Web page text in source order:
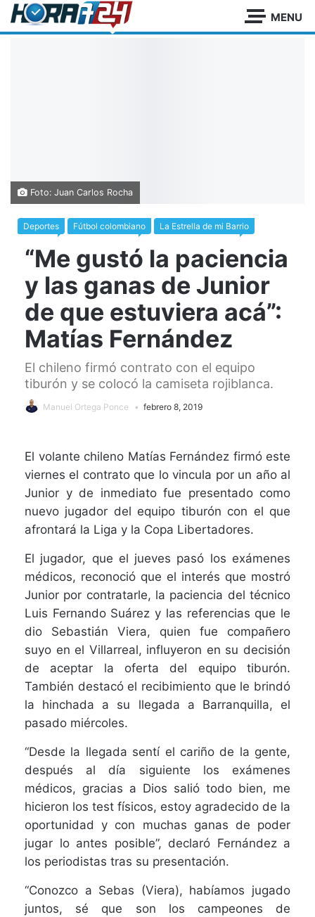
MENU
Foto: Juan Carlos Rocha
Deportes Fútbol colombiano La Estrella de mi Barrio
“Me gustó la paciencia
y las ganas de Junior
de que estuviera acá”:
Matías Fernández
El chileno firmó contrato con el equipo
tiburón y se colocó la camiseta rojiblanca.
Manuel Ortega Ponce febrero 8, 2019
El volante chileno Matías Fernández firmó este
viernes el contrato que lo vincula por un año al
Junior y de inmediato fue presentado como
nuevo jugador del equipo tiburón con el que
afrontará la Liga y la Copa Libertadores.
El jugador, que el jueves pasó los exámenes
médicos, reconoció que el interés que mostró
Junior por contratarle, la paciencia del técnico
Luis Fernando Suárez y las referencias que le
dio Sebastián Viera, quien fue compañero
suyo en el Villarreal, influyeron en su decisión
de aceptar la oferta del equipo tiburón.
También destacó el recibimiento que le brindó
la hinchada a su llegada a Barranquilla, el
pasado miércoles.
“Desde la llegada sentí el cariño de la gente,
después al día siguiente los exámenes
médicos, gracias a Dios salió todo bien, me
hicieron los test físicos, estoy agradecido de la
oportunidad y con muchas ganas de poder
jugar lo antes posible”, declaró Fernández a
los periodistas tras su presentación.
“Conozco a Sebas (Viera), habíamos jugado
juntos, sé que son los campeones de